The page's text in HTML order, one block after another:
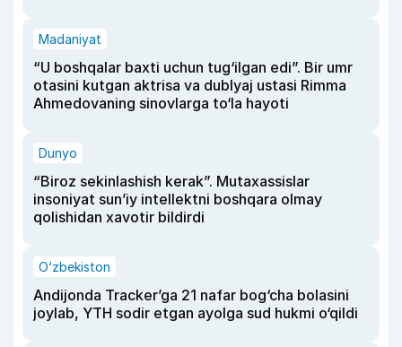
Madaniyat
“U boshqalar baxti uchun tug‘ilgan edi”. Bir umr
otasini kutgan aktrisa va dublyaj ustasi Rimma
Ahmedovaning sinovlarga to‘la hayoti
Dunyo
“Biroz sekinlashish kerak”. Mutaxassislar
insoniyat sun’iy intellektni boshqara olmay
qolishidan xavotir bildirdi
O‘zbekiston
Andijonda Tracker’ga 21 nafar bog‘cha bolasini
joylab, YTH sodir etgan ayolga sud hukmi o‘qildi